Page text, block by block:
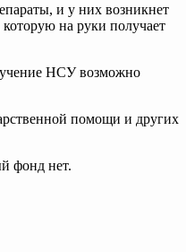
и у них возникнет
на руки получает
НСУ возможно
помощи и других
фонд нет.